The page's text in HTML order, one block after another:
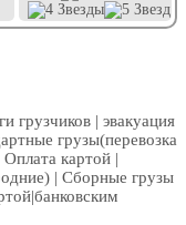
грузчиков | эвакуация
грузы(перевозка
картой |
| Сборные грузы